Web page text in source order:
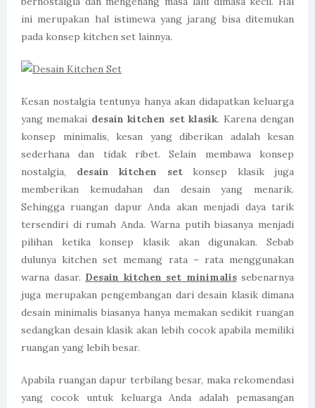
ini merupakan hal istimewa yang jarang bisa ditemukan
pada konsep kitchen set lainnya.
Kesan nostalgia tentunya hanya akan didapatkan keluarga
yang memakai desain kitchen set klasik. Karena dengan
konsep minimalis, kesan yang diberikan adalah kesan
sederhana dan tidak ribet. Selain membawa konsep
nostalgia, desain kitchen setkonsep klasik juga
memberikan kemudahan dan desain yang menarik.
Sehingga ruangan dapur Anda akan menjadi daya tarik
tersendiri di rumah Anda. Warna putih biasanya menjadi
pilihan ketika konsep klasik akan digunakan. Sebab
dulunya kitchen set memang rata – rata menggunakan
warna dasar. Desain kitchen set minimalissebenarnya
juga merupakan pengembangan dari desain klasik dimana
desain minimalis biasanya hanya memakan sedikit ruangan
sedangkan desain klasik akan lebih cocok apabila memiliki
ruangan yang lebih besar.
Apabila ruangan dapur terbilang besar, maka rekomendasi
yang cocok untuk keluarga Anda adalah pemasangan